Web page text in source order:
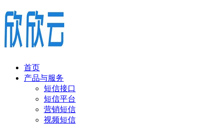
首页
产品与服务
短信接口
短信平台
营销短信
视频短信